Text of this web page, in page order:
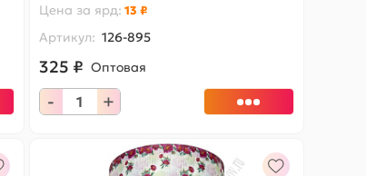
Цена за ярд: 13 ₽
Артикул: 126-895
325 ₽ Оптовая
- +